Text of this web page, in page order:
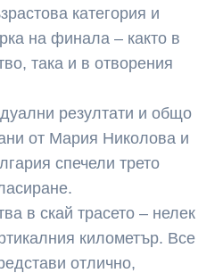
категория и
на финала – както в
така и в отворения
резултати и общо
от Мария Николова и
спечели трето
в скай трасето – нелек
километър. Все
отлично,